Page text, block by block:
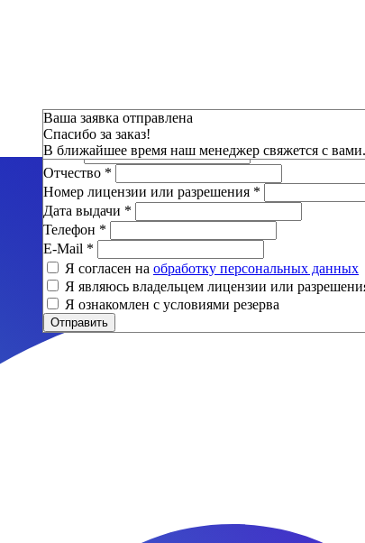
Зарезервировать
Фамилия*
Имя*
Отчество *
Номер лицензии или разрешения *
Дата выдачи *
Телефон *
E-Mail *
Я согласен на обработку персональных данных
Я являюсь владельцем лицензии или
Я ознакомлен с условиями резерва
Отправить
Ваша заявка отправлена
Спасибо за заказ!
В ближайшее время наш менеджер свяжется с вами.